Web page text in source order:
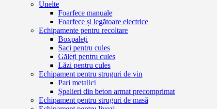
Unelte
Foarfece manuale
Foarfece și legătoare electrice
Echipamente pentru recoltare
Boxpaleți
Saci pentru cules
Găleți pentru cules
Lăzi pentru cules
Echipament pentru struguri de vin
Pari metalici
Șpalieri din beton armat precomprimat
Echipament pentru struguri de masă